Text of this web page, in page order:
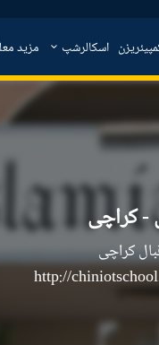
اسکالرشپ مزید
- کراچی
http://